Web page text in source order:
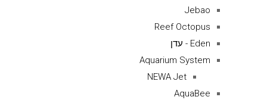
Jebao
Reef Octopus
Eden - עדן
Aquarium System
NEWA Jet
AquaBee